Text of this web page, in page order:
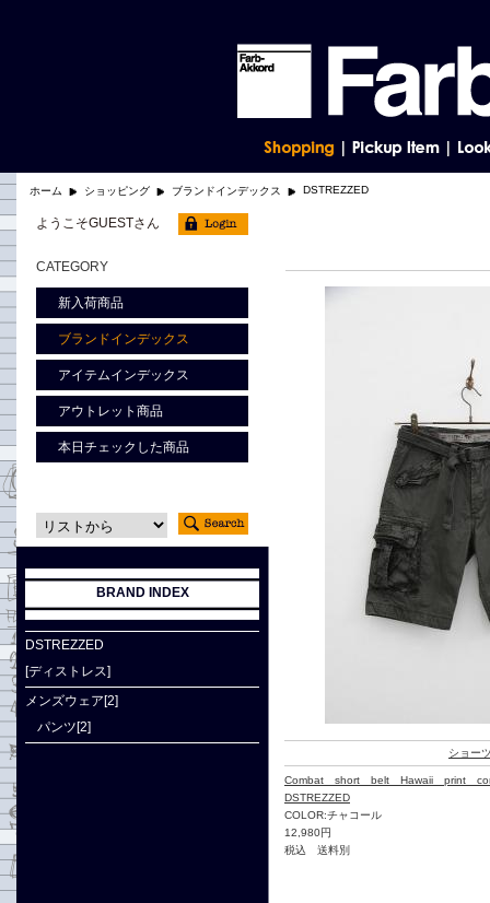
ホーム ショッピング ブランドインデックス DSTREZZED
ショー
Combat short belt Hawaii print
DSTREZZED
COLOR:チャコール
12,980円
税込 送料別
ようこそGUESTさん
CATEGORY
新入荷商品
ブランドインデックス
アイテムインデックス
アウトレット商品
本日チェックした商品
BRAND INDEX
DSTREZZED
[ディストレス]
メンズウェア[2]
パンツ[2]